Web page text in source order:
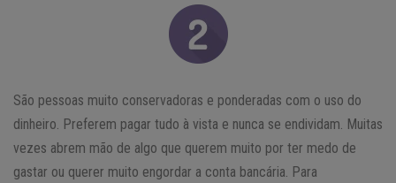
São pessoas muito conservadoras e ponderadas com o uso do
dinheiro. Preferem pagar tudo à vista e nunca se endividam. Muitas
vezes abrem mão de algo que querem muito por ter medo de
gastar ou querer muito engordar a conta bancária. Para